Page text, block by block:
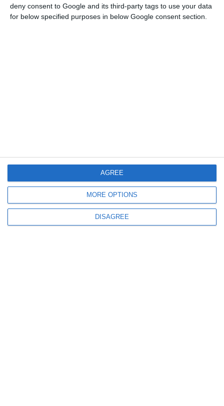
deny consent to Google and its third-party tags to use your data
for below specified purposes in below Google consent section.
MORE OPTIONS
DISAGREE
AGREE
Ο λογαριασμός μου
Πληροφορίες